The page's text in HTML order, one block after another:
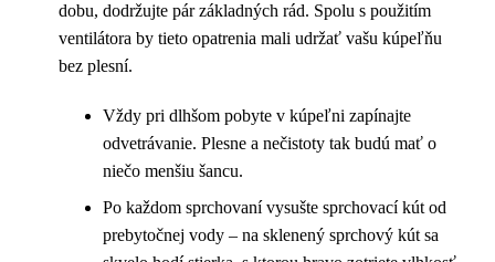
dobu, dodržujte pár základných rád. Spolu s použitím
ventilátora by tieto opatrenia mali udržať vašu kúpeľňu
bez plesní.
Vždy pri dlhšom pobyte v kúpeľni zapínajte
odvetrávanie. Plesne a nečistoty tak budú mať o
niečo menšiu šancu.
Po každom sprchovaní vysušte sprchovací kút od
prebytočnej vody – na sklenený sprchový kút sa